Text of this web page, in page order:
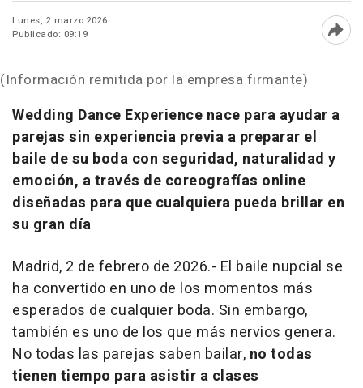
Lunes, 2 marzo 2026
Publicado: 09:19
(Información remitida por la empresa firmante)
Wedding Dance Experience nace para ayudar a
parejas sin experiencia previa a preparar el
baile de su boda con seguridad, naturalidad y
emoción, a través de coreografías online
diseñadas para que cualquiera pueda brillar en
su gran día
Madrid, 2 de febrero de 2026.- El baile nupcial se
ha convertido en uno de los momentos más
esperados de cualquier boda. Sin embargo,
también es uno de los que más nervios genera.
No todas las parejas saben bailar, no todas
tienen tiempo para asistir a clases